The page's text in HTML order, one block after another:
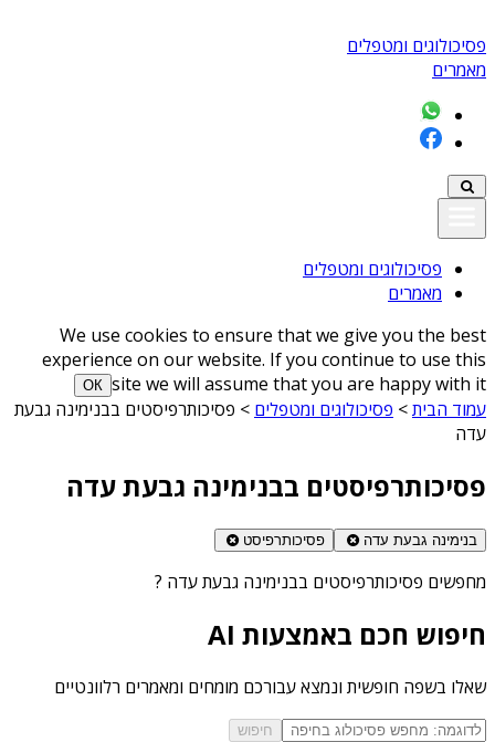
פסיכולוגים ומטפלים
מאמרים
פסיכולוגים ומטפלים
מאמרים
We use cookies to ensure that we give you the best
experience on our website. If you continue to use this
site we will assume that you are happy with it
ОК
עמוד הבית> פסיכולוגים ומטפלים > פסיכותרפיסטים בבנימינה גבעת
עדה
פסיכותרפיסטים בבנימינה גבעת עדה
בנימינה גבעת עדה פסיכותרפיסט
מחפשים פסיכותרפיסטים בבנימינה גבעת עדה ?
חיפוש חכם באמצעות AI
שאלו בשפה חופשית ונמצא עבורכם מומחים ומאמרים רלוונטיים
חיפוש